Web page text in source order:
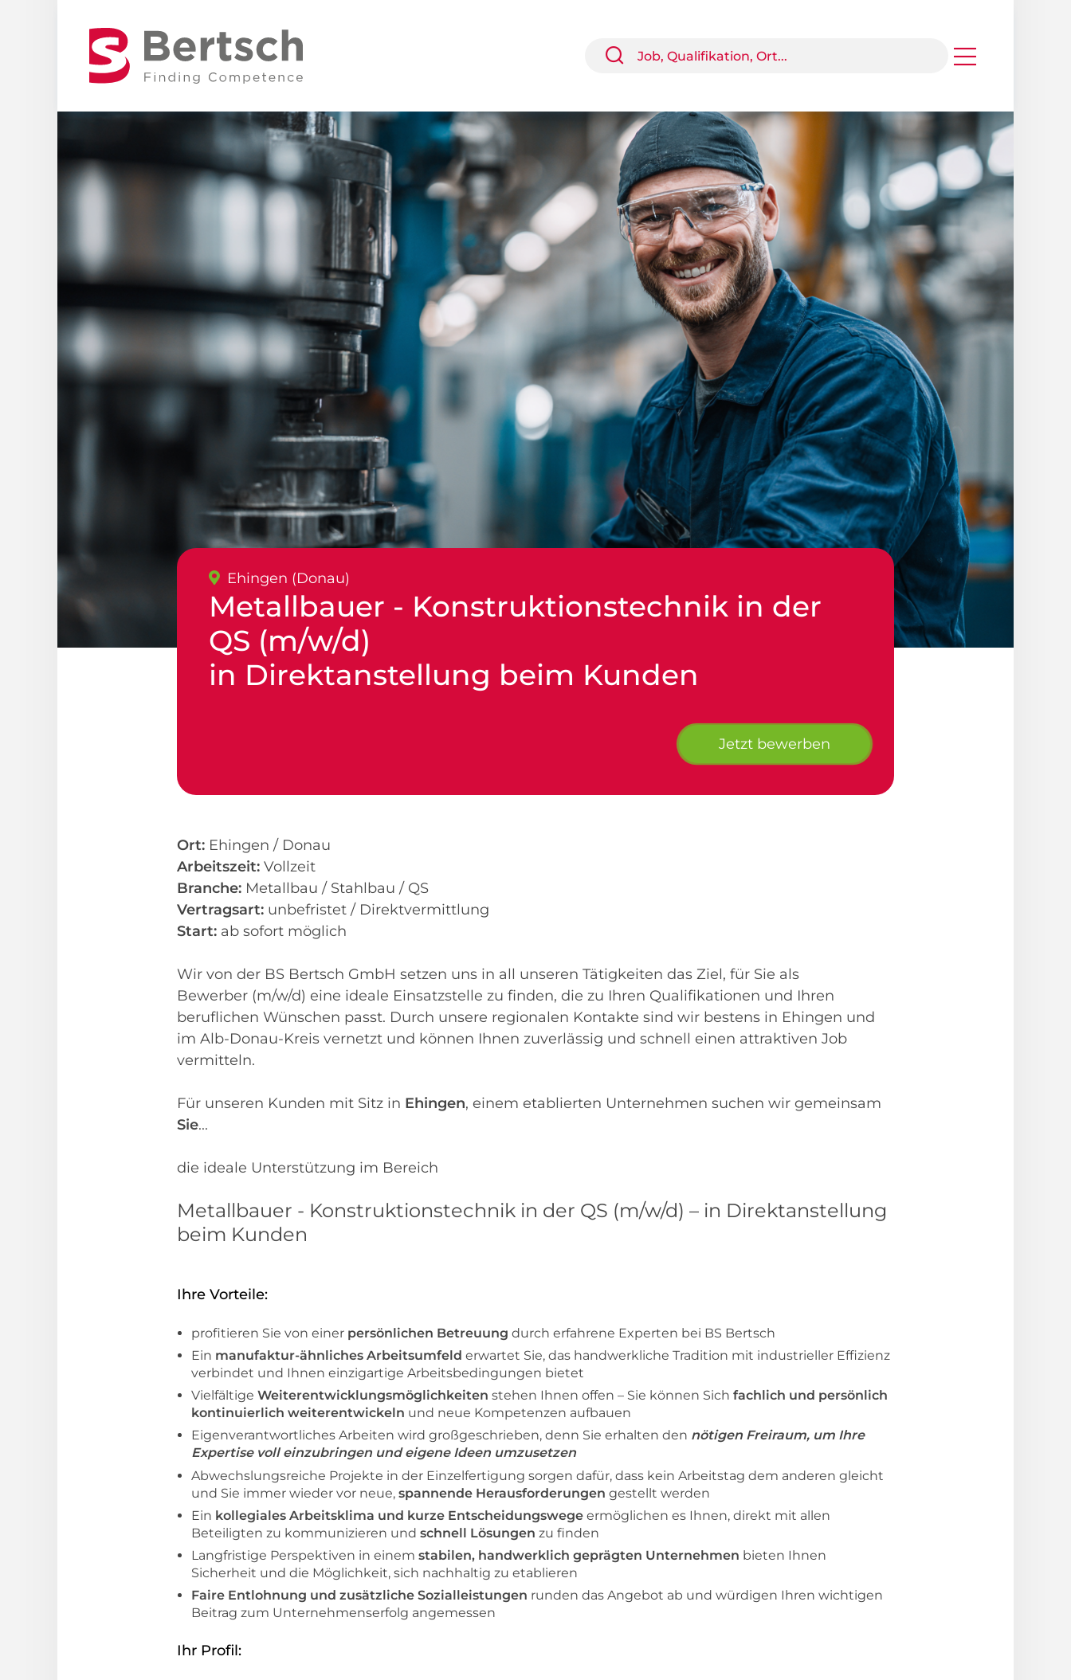
Ehingen (Donau)
Metallbauer - Konstruktionstechnik in der
QS (m/w/d)
in Direktanstellung beim Kunden
Jetzt bewerben
Ort: Ehingen / Donau
Arbeitszeit: Vollzeit
Branche: Metallbau / Stahlbau / QS
Vertragsart: unbefristet / Direktvermittlung
Start: ab sofort möglich
Wir von der BS Bertsch GmbH setzen uns in all unseren Tätigkeiten das Ziel, für Sie als
Bewerber (m/w/d) eine ideale Einsatzstelle zu finden, die zu Ihren Qualifikationen und Ihren
beruflichen Wünschen passt. Durch unsere regionalen Kontakte sind wir bestens in Ehingen und
im Alb-Donau-Kreis vernetzt und können Ihnen zuverlässig und schnell einen attraktiven Job
vermitteln.
Für unseren Kunden mit Sitz in Ehingen, einem etablierten Unternehmen suchen wir gemeinsam
Sie...
die ideale Unterstützung im Bereich
Metallbauer - Konstruktionstechnik in der QS (m/w/d) – in Direktanstellung
beim Kunden
Ihre Vorteile:
profitieren Sie von einer persönlichen Betreuung durch erfahrene Experten bei BS Bertsch
Ein manufaktur-ähnliches Arbeitsumfeld erwartet Sie, das handwerkliche Tradition mit industrieller Effizienz
verbindet und Ihnen einzigartige Arbeitsbedingungen bietet
Vielfältige Weiterentwicklungsmöglichkeiten stehen Ihnen offen – Sie können Sich fachlich und persönlich
kontinuierlich weiterentwickeln und neue Kompetenzen aufbauen
Eigenverantwortliches Arbeiten wird großgeschrieben, denn Sie erhalten den nötigen Freiraum, um Ihre
Expertise voll einzubringen und eigene Ideen umzusetzen
Abwechslungsreiche Projekte in der Einzelfertigung sorgen dafür, dass kein Arbeitstag dem anderen gleicht
und Sie immer wieder vor neue, spannende Herausforderungen gestellt werden
Ein kollegiales Arbeitsklima und kurze Entscheidungswege ermöglichen es Ihnen, direkt mit allen
Beteiligten zu kommunizieren und schnell Lösungen zu finden
Langfristige Perspektiven in einem stabilen, handwerklich geprägten Unternehmen bieten Ihnen
Sicherheit und die Möglichkeit, sich nachhaltig zu etablieren
Faire Entlohnung und zusätzliche Sozialleistungen runden das Angebot ab und würdigen Ihren wichtigen
Beitrag zum Unternehmenserfolg angemessen
Ihr Profil: